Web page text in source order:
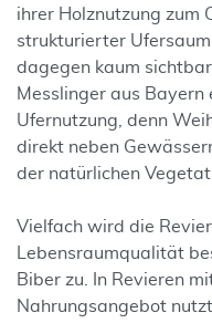
ihrer Holznutzung zum
strukturierter
dagegen kaum
Messlinger aus Bayern
Ufernutzung, denn
direkt neben
der natürlichen
Vielfach wird die
Lebensraumqualität
Biber zu. In Revieren
Nahrungsangebot